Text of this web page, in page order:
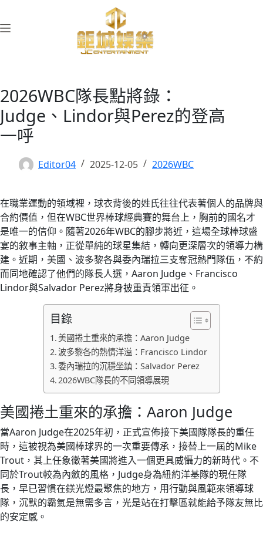
主
2026WBC隊長點將錄：
Judge、Lindor與Perez的登高
一呼
Editor04 2025-12-05 2026WBC
在職業運動的領域裡，球衣背後的姓氏往往代表著個人的品牌與
合約價值，但在WBC世界棒球經典賽的舞台上，胸前的國名才
是唯一的信仰。隨著2026年WBC的腳步將近，這場全球棒球盛
宴的敘事主軸，正從單純的球星集結，轉向更深層次的領導力構
建。近期，美國、波多黎各與委內瑞拉三支奪冠熱門隊伍，不約
而同地確認了他們的隊長人選，Aaron Judge、Francisco
Lindor與Salvador Perez將身披重責領軍出征。
目錄
美國捲土重來的承擔：Aaron Judge
波多黎各的熱情洋溢：Francisco Lindor
委內瑞拉的沉穩坐鎮：Salvador Perez
2026WBC隊長的不同領導展現
美國捲土重來的承擔：Aaron Judge
當Aaron Judge在2025年初，正式宣佈接下美國隊隊長的重任
時，這被視為美國棒球界的一次重要傳承，接替上一屆的Mike
Trout，其上任象徵著美國將進入一個更具威懾力的新時代。不
同於Trout較為內斂的風格，Judge身為紐約洋基隊的現任隊
長，早已習慣在鎂光燈最聚焦的地方，用行動與風範來領導球
隊，沉默的霸氣是無需多言，光是站在打擊區就能給予隊友無比
的安定感。